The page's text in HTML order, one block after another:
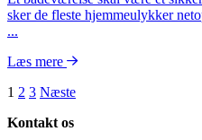
sker de fleste hjemmeulykker
...
Læs mere
Posts
pagination
1 2 3 Næste
Kontakt os